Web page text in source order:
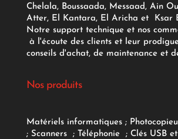
Chelala, Boussaada, Messaad, Ain
Atter, El Kantara, El Aricha et Ksar
Notre support technique et nos
à l'écoute des clients et leur
conseils d'achat, de maintenance et
Nos produits
Matériels informatiques;
; Scanners ; Téléphonie ; Clés USB